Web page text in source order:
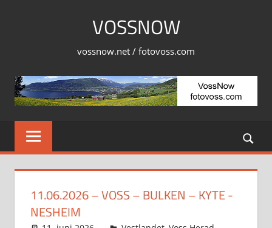
VOSSNOW
vossnow.net / fotovoss.com
11.06.2026 – VOSS – BULKEN – KYTE -
NESHEIM